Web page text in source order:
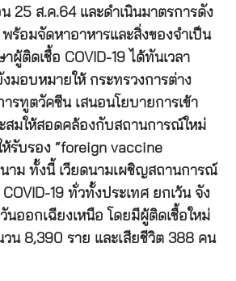
25 ส.ค.64 และดำเนินมาตรการดัง
พร้อมจัดหาอาหารและสิ่งของจำเป็น
ผู้ติดเชื้อ COVID-19 ได้ทันเวลา
มอบหมายให้ กระทรวงการต่าง
ารทูตวัคซีน เสนอนโยบายการเข้า
สมให้สอดคล้องกับสถานการณ์ใหม่
รับรอง “foreign vaccine
นาม ทั้งนี้ เวียดนามเผชิญสถานการณ์
19 ทั่วทั้งประเทศ ยกเว้น จัง
นออกเฉียงเหนือ โดยมีผู้ติดเชื้อใหม่
วน 8,390 ราย และเสียชีวิต 388 คน